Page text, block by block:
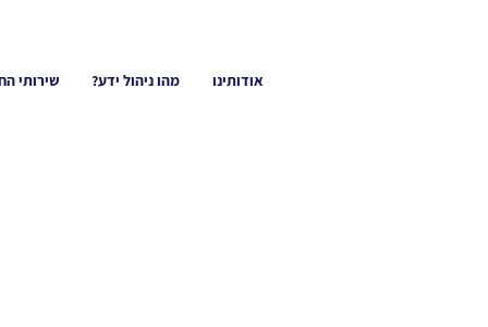
אודותינו מהו ניהול ידע? שירותי